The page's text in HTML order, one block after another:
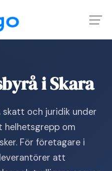
i Skara
skatt och juridik under
helhetsgrepp om
För företagare i
att